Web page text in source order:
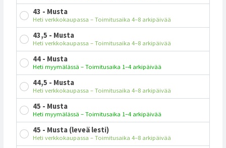
43 - Musta
Heti verkkokaupassa – Toimitusaika 4–8 arkipäivää
43,5 - Musta
Heti verkkokaupassa – Toimitusaika 4–8 arkipäivää
44 - Musta
Heti myymälässä – Toimitusaika 1–4 arkipäivää
44,5 - Musta
Heti verkkokaupassa – Toimitusaika 4–8 arkipäivää
45 - Musta
Heti myymälässä – Toimitusaika 1–4 arkipäivää
45 - Musta (leveä lesti)
Heti verkkokaupassa – Toimitusaika 4–8 arkipäivää